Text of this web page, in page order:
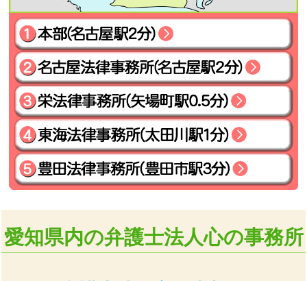
愛知県内の弁護士法人心の事務所